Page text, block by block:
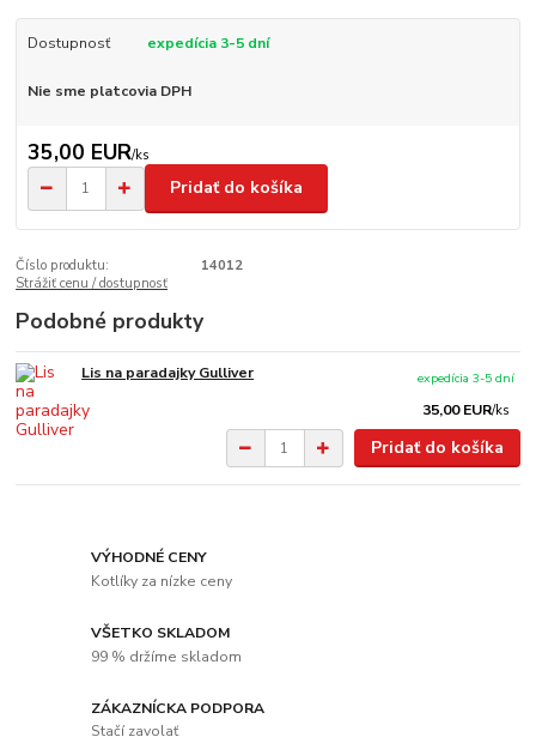
Dostupnosť expedícia 3-5 dní
Nie sme platcovia DPH
35,00 EUR/ks
Pridať do košíka
Číslo produktu:
14012
Strážiť cenu / dostupnosť
Podobné produkty
Lis na paradajky Gulliver
35,00 EUR/ks
expedícia 3-5 dní
Pridať do košíka
VÝHODNÉ CENY
Kotlíky za nízke ceny
VŠETKO SKLADOM
99 % držíme skladom
ZÁKAZNÍCKA PODPORA
Stačí zavolať